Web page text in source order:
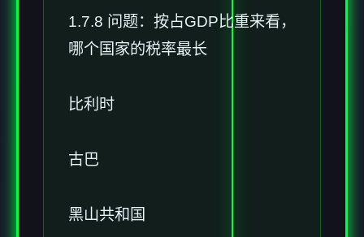
1.7.8 问题：按占GDP比重来看，
哪个国家的税率最长
比利时
古巴
黑山共和国